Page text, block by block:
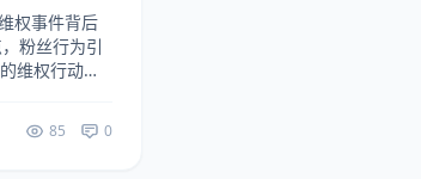
权事件背后
粉丝行为引
维权行动掀
85 0